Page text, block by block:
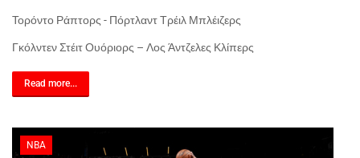
Τορόντο Ράπτορς - Πόρτλαντ Τρέιλ Μπλέιζερς
Γκόλντεν Στέιτ Ουόριορς – Λος Άντζελες Κλίπερς
Read more...
NBA